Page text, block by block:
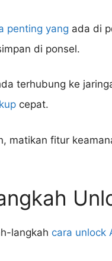
penting yang ada di
di ponsel.
terhubung ke
cepat.
matikan fitur
langkah cara unlock